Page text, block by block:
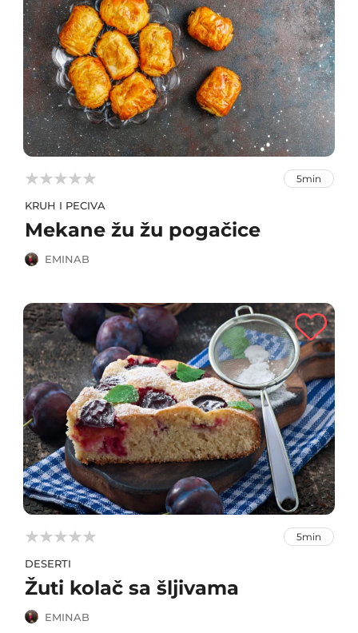


 5min
KRUH I PECIVA
Mekane žu žu pogačice
EMINAB


 5min
DESERTI
Žuti kolač sa šljivama
EMINAB